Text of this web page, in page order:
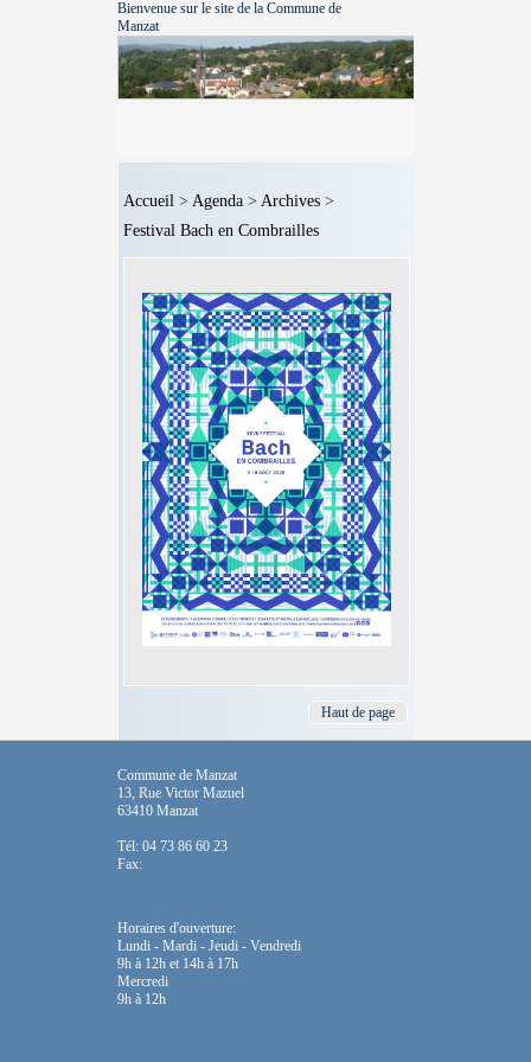
Bienvenue sur le site de la Commune de
Manzat
Accueil > Agenda > Archives >
Festival Bach en Combrailles
Haut de page
Commune de Manzat
13, Rue Victor Mazuel
63410 Manzat
Tél: 04 73 86 60 23
Fax:
Horaires d'ouverture:
Lundi - Mardi - Jeudi - Vendredi
9h à 12h et 14h à 17h
Mercredi
9h à 12h